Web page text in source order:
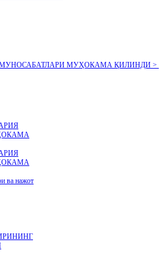
МУҲОКАМА ҚИЛИНДИ >
ва нажот